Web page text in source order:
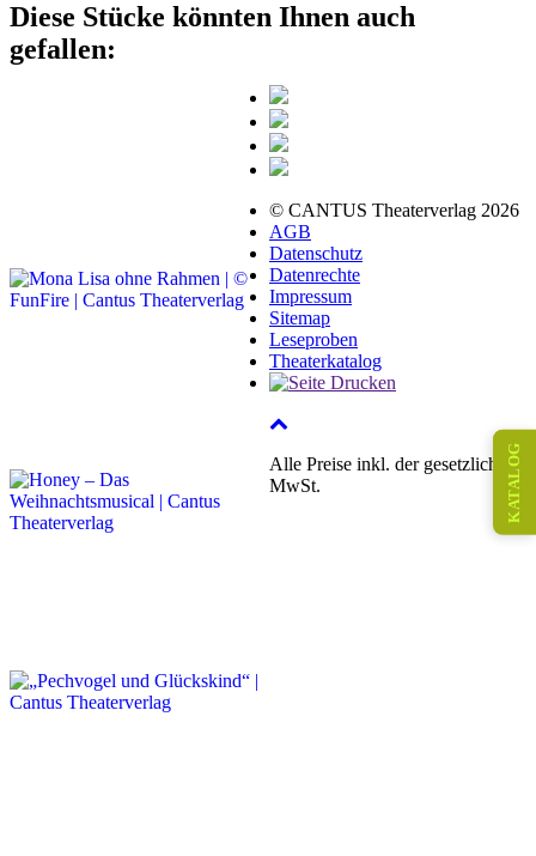
Diese Stücke könnten Ihnen auch
gefallen:
© CANTUS Theaterverlag 2026
AGB
Datenschutz
Datenrechte
Impressum
Sitemap
Leseproben
Theaterkatalog
Alle Preise inkl. der gesetzlichen
MwSt.
KATALOG